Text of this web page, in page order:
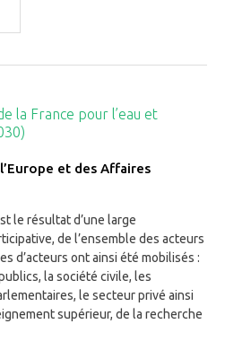
la France pour l’eau et
et des Affaires
le résultat d’une large
de l’ensemble des acteurs
d’acteurs ont ainsi été mobilisés :
la société civile, les
le secteur privé ainsi
supérieur, de la recherche